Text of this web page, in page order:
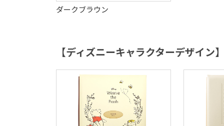
ダークブラウン
【ディズニーキャラクターデザイン